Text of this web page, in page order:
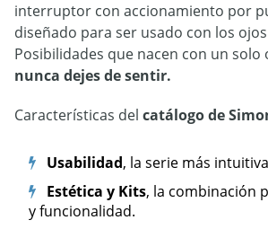
interruptor con accionamiento por
diseñado para ser usado con los
Posibilidades que nacen con un solo
nunca dejes de sentir.
Características del catálogo de
Usabilidad, la serie más
Estética y Kits, la combinación
y funcionalidad.